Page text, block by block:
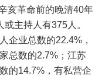
亥革命前的晚清40年
主持人有375人。
企业总数的22.4%，
总数的2.7%；江苏
的14.7%，有私营企